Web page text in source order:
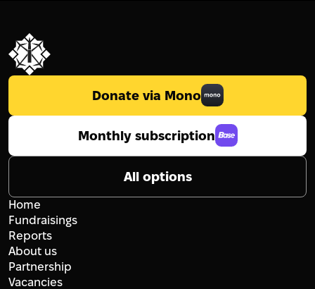
Donate via Mono
Monthly subscription
All options
Home
Fundraisings
Reports
About us
Partnership
Vacancies